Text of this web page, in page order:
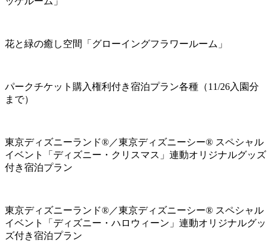
花と緑の癒し空間「グローイングフラワールーム」
パークチケット購入権利付き宿泊プラン各種（11/26入園分
まで）
東京ディズニーランド®／東京ディズニーシー® スペシャル
イベント「ディズニー・クリスマス」連動オリジナルグッズ
付き宿泊プラン
東京ディズニーランド®／東京ディズニーシー® スペシャル
イベント「ディズニー・ハロウィーン」連動オリジナルグッ
ズ付き宿泊プラン